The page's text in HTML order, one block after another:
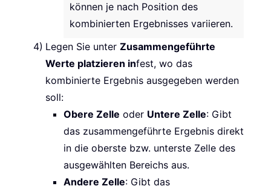
können je nach Position des
kombinierten Ergebnisses variieren.
Legen Sie unter Zusammengeführte
Werte platzieren infest, wo das
kombinierte Ergebnis ausgegeben werden
soll:
Obere Zelle oder Untere Zelle: Gibt
das zusammengeführte Ergebnis direkt
in die oberste bzw. unterste Zelle des
ausgewählten Bereichs aus.
Andere Zelle: Gibt das